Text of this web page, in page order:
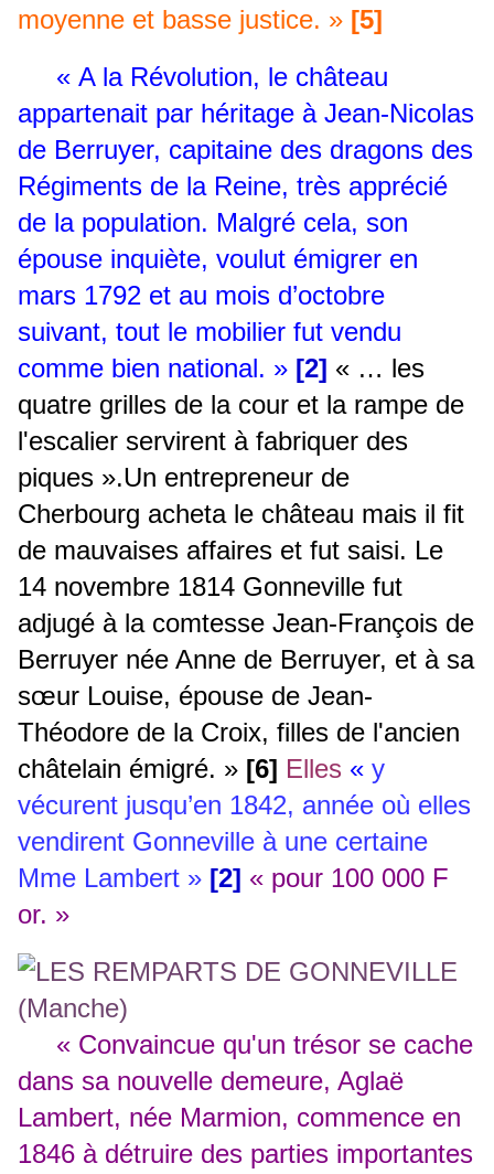
moyenne et basse justice. » [5]
« A la Révolution, le château
appartenait par héritage à Jean-Nicolas
de Berruyer, capitaine des dragons des
Régiments de la Reine, très apprécié
de la population. Malgré cela, son
épouse inquiète, voulut émigrer en
mars 1792 et au mois d’octobre
suivant, tout le mobilier fut vendu
comme bien national. » [2] « … les
quatre grilles de la cour et la rampe de
l'escalier servirent à fabriquer des
piques ».Un entrepreneur de
Cherbourg acheta le château mais il fit
de mauvaises affaires et fut saisi. Le
14 novembre 1814 Gonneville fut
adjugé à la comtesse Jean-François de
Berruyer née Anne de Berruyer, et à sa
sœur Louise, épouse de Jean-
Théodore de la Croix, filles de l'ancien
châtelain émigré. » [6] Elles « y
vécurent jusqu’en 1842, année où elles
vendirent Gonneville à une certaine
Mme Lambert » [2] « pour 100 000 F
or. »
« Convaincue qu'un trésor se cache
dans sa nouvelle demeure, Aglaë
Lambert, née Marmion, commence en
1846 à détruire des parties importantes